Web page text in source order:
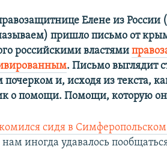
Елене из
пришло письмо от
российскими властями
. Письмо выглядит
и, исходя из текста,
о помощи. Помощи, которую он
сидя в
нам иногда удавалось